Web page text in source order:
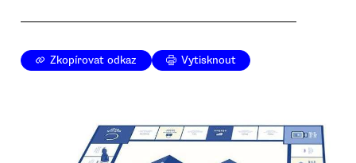
Zkopírovat odkaz Vytisknout